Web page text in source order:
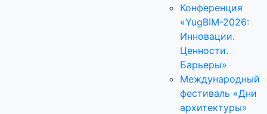
Конференция
«YugBIM-2026:
Инновации.
Ценности.
Барьеры»
Международный
фестиваль «Дни
архитектуры»